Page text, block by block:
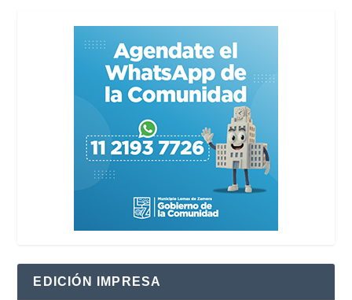
EDICIÓN IMPRESA